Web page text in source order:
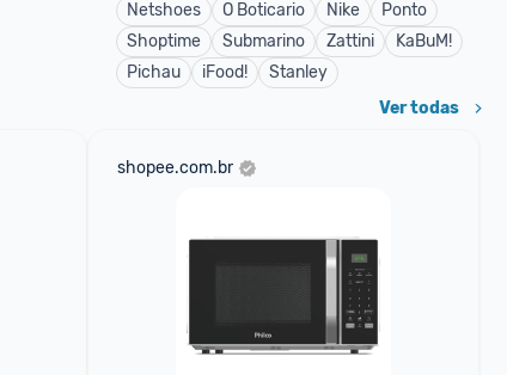
Netshoes
O Boticario Nike
Ponto
Shoptime
Submarino Zattini
KaBuM!
Pichau
iFood! Stanley
Ver todas
shopee.com.br